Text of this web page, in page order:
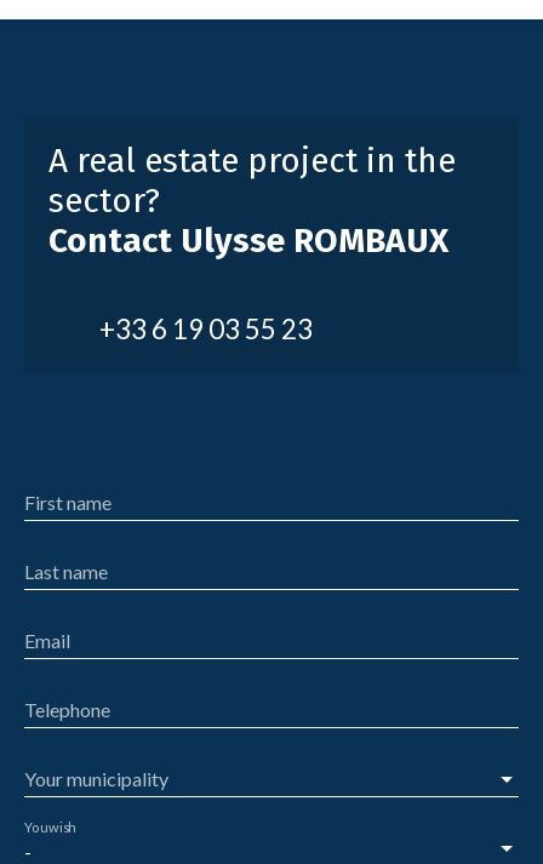
A real estate project in the
sector?
Contact Ulysse ROMBAUX
+33 6 19 03 55 23
First name
Last name
Email
Telephone
Your municipality
-
You wish